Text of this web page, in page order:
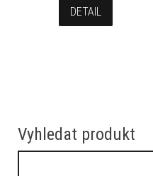
DETAIL
Vyhledat produkt